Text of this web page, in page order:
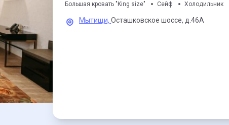
Большая кровать "King size"
Сейф Холодильник
Мытищи,Осташковское шоссе, д.46А